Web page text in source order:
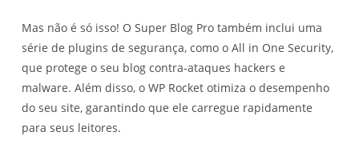
Mas não é só isso! O Super Blog Pro também inclui uma
série de plugins de segurança, como o All in One Security,
que protege o seu blog contra-ataques hackers e
malware. Além disso, o WP Rocket otimiza o desempenho
do seu site, garantindo que ele carregue rapidamente
para seus leitores.